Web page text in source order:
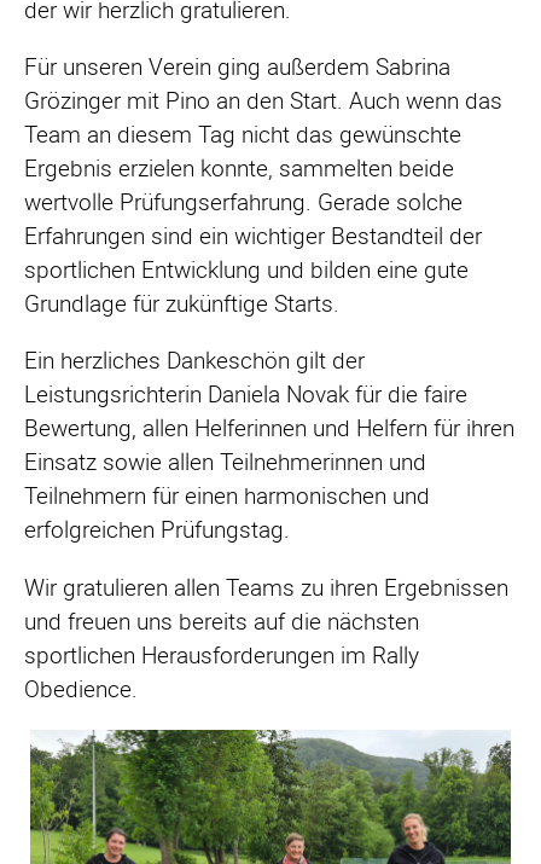
der wir herzlich gratulieren.
Für unseren Verein ging außerdem Sabrina
Grözinger mit Pino an den Start. Auch wenn das
Team an diesem Tag nicht das gewünschte
Ergebnis erzielen konnte, sammelten beide
wertvolle Prüfungserfahrung. Gerade solche
Erfahrungen sind ein wichtiger Bestandteil der
sportlichen Entwicklung und bilden eine gute
Grundlage für zukünftige Starts.
Ein herzliches Dankeschön gilt der
Leistungsrichterin Daniela Novak für die faire
Bewertung, allen Helferinnen und Helfern für ihren
Einsatz sowie allen Teilnehmerinnen und
Teilnehmern für einen harmonischen und
erfolgreichen Prüfungstag.
Wir gratulieren allen Teams zu ihren Ergebnissen
und freuen uns bereits auf die nächsten
sportlichen Herausforderungen im Rally
Obedience.